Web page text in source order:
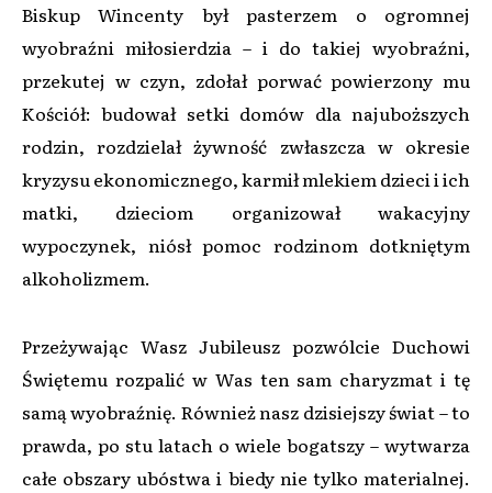
Biskup Wincenty był pasterzem o ogromnej
wyobraźni miłosierdzia – i do takiej wyobraźni,
przekutej w czyn, zdołał porwać powierzony mu
Kościół: budował setki domów dla najuboższych
rodzin, rozdzielał żywność zwłaszcza w okresie
kryzysu ekonomicznego, karmił mlekiem dzieci i ich
matki, dzieciom organizował wakacyjny
wypoczynek, niósł pomoc rodzinom dotkniętym
alkoholizmem.
Przeżywając Wasz Jubileusz pozwólcie Duchowi
Świętemu rozpalić w Was ten sam charyzmat i tę
samą wyobraźnię. Również nasz dzisiejszy świat – to
prawda, po stu latach o wiele bogatszy – wytwarza
całe obszary ubóstwa i biedy nie tylko materialnej.